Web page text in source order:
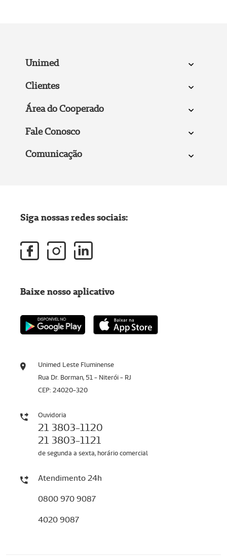
Unimed
Clientes
Área do Cooperado
Fale Conosco
Comunicação
Unimed Leste Fluminense
Rua Dr. Borman, 51 - Niterói - RJ
CEP: 24020-320
Ouvidoria
21 3803-1120
21 3803-1121
de segunda a sexta, horário comercial
Atendimento 24h
0800 970 9087
4020 9087
Siga nossas redes sociais:
Baixe nosso aplicativo